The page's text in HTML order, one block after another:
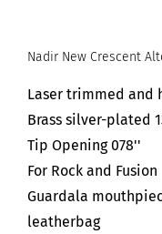
Nadir New Crescent
Laser trimmed and
Brass silver-plated
Tip Opening 078''
For Rock and Fusion
Guardala
leatherbag